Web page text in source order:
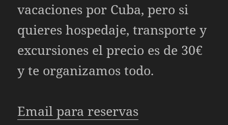
vacaciones por Cuba, pero si
quieres hospedaje, transporte y
excursiones el precio es de 30€
y te organizamos todo.
Email para reservas